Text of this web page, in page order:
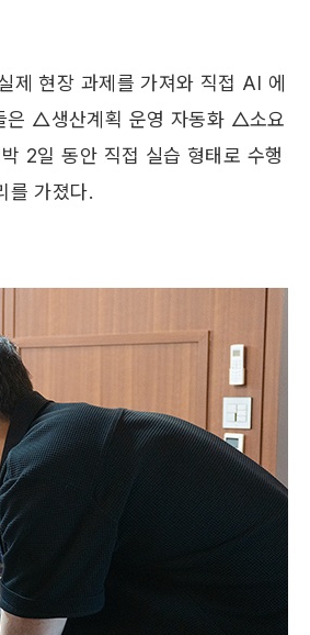
제 현장 과제를 가져와 직접 AI 에
은 △생산계획 운영 자동화 △소요
2일 동안 직접 실습 형태로 수행
를 가졌다.